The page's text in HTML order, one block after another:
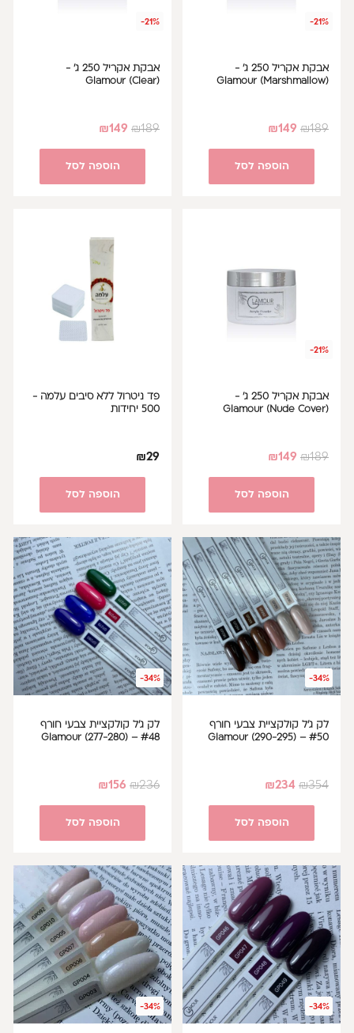
-21%
אבקת אקריל 250 ג' -
Glamour (Marshmallow)
₪189
₪149
הוספה לסל
-21%
אבקת אקריל 250 ג' -
Glamour (Clear)
₪189
₪149
הוספה לסל
-21%
אבקת אקריל 250 ג' -
Glamour (Nude Cover)
₪189
₪149
הוספה לסל
פד ניטרול ללא סיבים עלמה -
500 יחידות
₪29
הוספה לסל
-34%
לק ג'ל קולקציית צבעי חורף
#50 – Glamour (290-295)
₪354
₪234
הוספה לסל
-34%
לק ג'ל קולקציית צבעי חורף
#48 – Glamour (277-280)
₪236
₪156
הוספה לסל
-34%
-34%